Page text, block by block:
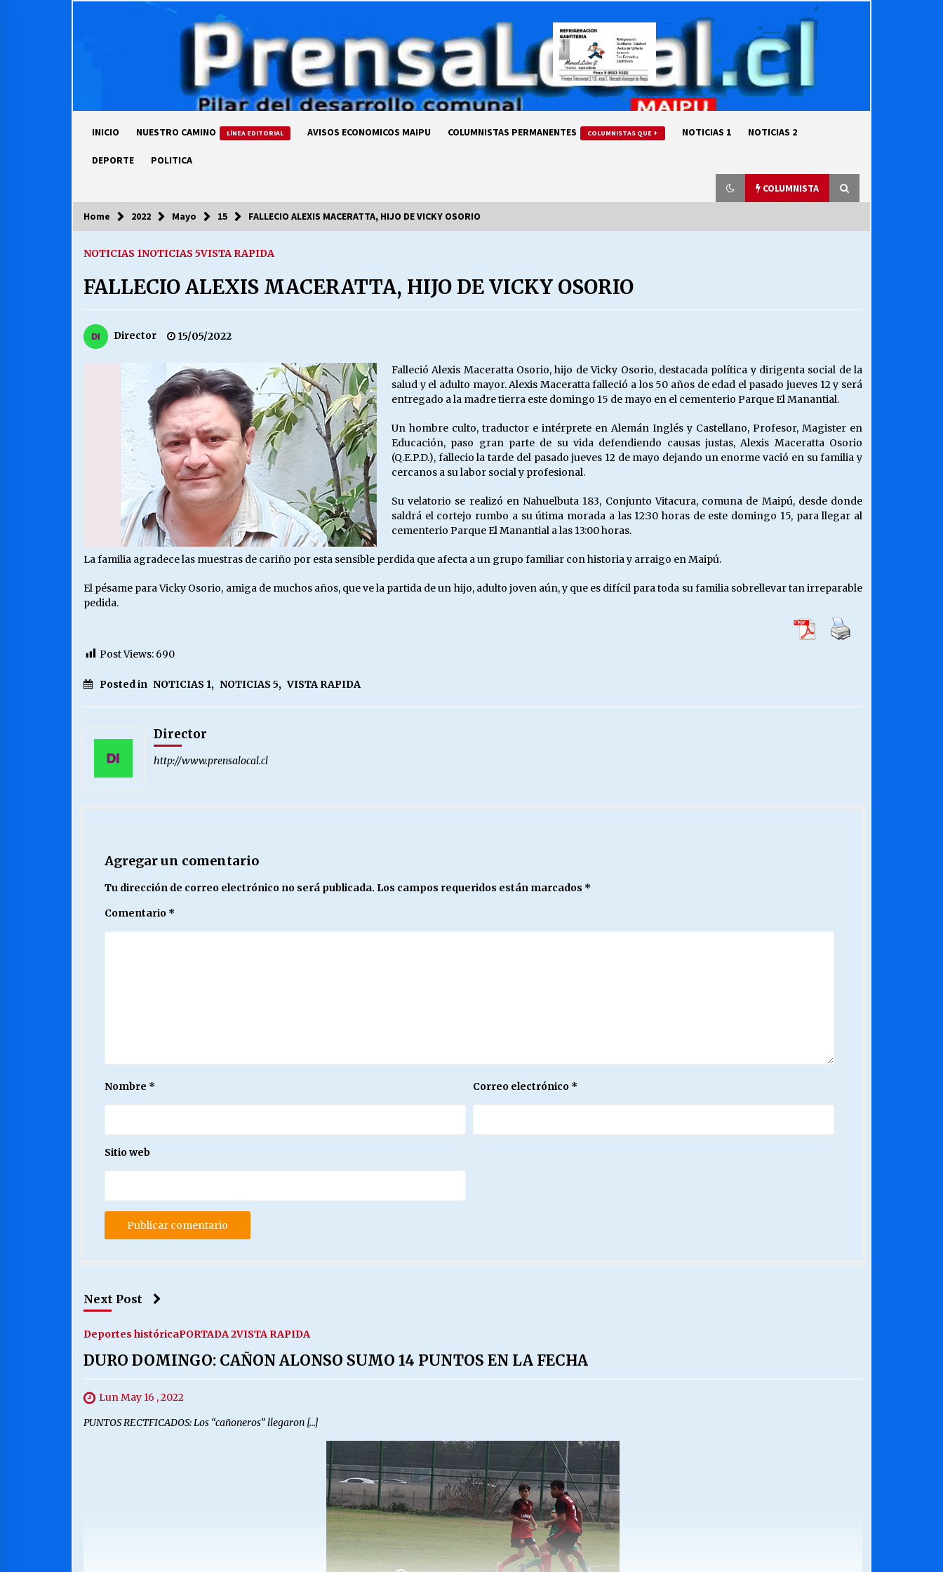
INICIO NUESTRO CAMINO LÍNEA EDITORIAL AVISOS ECONOMICOS MAIPU COLUMNISTAS PERMANENTES COLUMNISTAS QUE + NOTICIAS 1 NOTICIAS 2
DEPORTE POLITICA
COLUMNISTA
COLUMNISTA
luz… ¿Y cuándo van a bajar?
03/08/2026
69 AÑOS DE HISTORIA
28/07/2026
MUNICIPALIDAD, TRABAJADORES,
CLIMA LABORAL:
VOLVER A SER ALTERNATIVA
16/06/2026
MUNICIPALIDADES, HONORARIOS,
DESPIDOS
28/05/2026
Releyendo la Rerum Novarum a 135
años. “La cuestión social hoy”.
16/05/2026
S.O.S. a los ricos, Save Our Souls
(Salvar Nuestras Almas)
30/04/2026
¿Asesores con doble sueldo?
18/04/2026
Chile y sus segmentos de la riqueza
Home 2022 Mayo 15 FALLECIO ALEXIS MACERATTA, HIJO DE VICKY OSORIO
NOTICIAS 1NOTICIAS 5VISTA RAPIDA
FALLECIO ALEXIS MACERATTA, HIJO DE VICKY OSORIO
Director 15/05/2022
Falleció Alexis Maceratta Osorio, hijo de Vicky Osorio, destacada política y dirigenta social de la
salud y el adulto mayor. Alexis Maceratta falleció a los 50 años de edad el pasado jueves 12 y será
entregado a la madre tierra este domingo 15 de mayo en el cementerio Parque El Manantial.
Un hombre culto, traductor e intérprete en Alemán Inglés y Castellano, Profesor, Magister en
Educación, paso gran parte de su vida defendiendo causas justas, Alexis Maceratta Osorio
(Q.E.P.D.), fallecio la tarde del pasado jueves 12 de mayo dejando un enorme vació en su familia y
cercanos a su labor social y profesional.
Su velatorio se realizó en Nahuelbuta 183, Conjunto Vitacura, comuna de Maipú, desde donde
saldrá el cortejo rumbo a su útima morada a las 12:30 horas de este domingo 15, para llegar al
cementerio Parque El Manantial a las 13:00 horas.
La familia agradece las muestras de cariño por esta sensible perdida que afecta a un grupo familiar con historia y arraigo en Maipú.
El pésame para Vicky Osorio, amiga de muchos años, que ve la partida de un hijo, adulto joven aún, y que es difícil para toda su familia sobrellevar tan irreparable
pedida.
Post Views: 690
Posted in NOTICIAS 1, NOTICIAS 5, VISTA RAPIDA
Director
http://www.prensalocal.cl
Agregar un comentario
Tu dirección de correo electrónico no será publicada. Los campos requeridos están marcados *
Comentario *
Nombre * Correo electrónico *
Sitio web
Next Post
Deportes históricaPORTADA 2VISTA RAPIDA
DURO DOMINGO: CAÑON ALONSO SUMO 14 PUNTOS EN LA FECHA
Lun May 16 , 2022
PUNTOS RECTFICADOS: Los “cañoneros” llegaron […]